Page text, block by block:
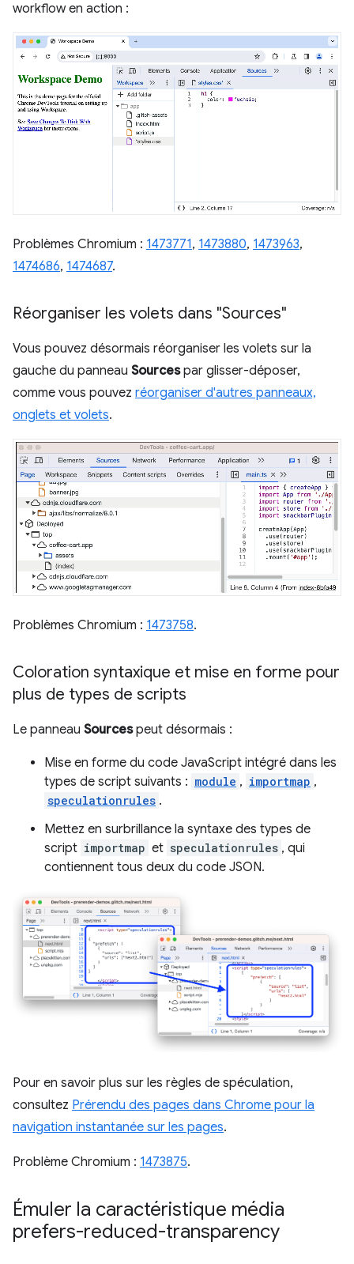
workflow en action :
Problèmes Chromium : 1473771, 1473880, 1473963,
1474686, 1474687.
Réorganiser les volets dans "Sources"
Vous pouvez désormais réorganiser les volets sur la
gauche du panneau Sourcespar glisser-déposer,
comme vous pouvez réorganiser d'autres panneaux,
onglets et volets.
Problèmes Chromium : 1473758.
Coloration syntaxique et mise en forme pour
plus de types de scripts
Le panneau Sourcespeut désormais :
Mise en forme du code JavaScript intégré dans les
types de script suivants : module , importmap ,
speculationrules .
Mettez en surbrillance la syntaxe des types de
script importmap et speculationrules , qui
contiennent tous deux du code JSON.
Pour en savoir plus sur les règles de spéculation,
consultez Prérendu des pages dans Chrome pour la
navigation instantanée sur les pages.
Problème Chromium : 1473875.
Émuler la caractéristique média
prefers-reduced-transparency